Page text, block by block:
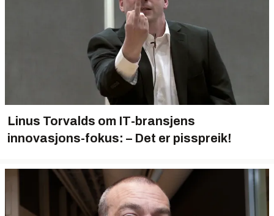
Linus Torvalds om IT-bransjens
innovasjons-fokus: – Det er pisspreik!